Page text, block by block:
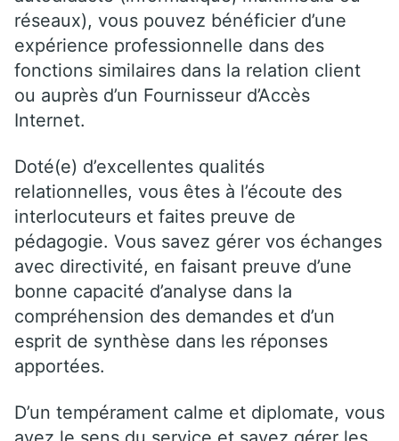
réseaux), vous pouvez bénéficier d’une
expérience professionnelle dans des
fonctions similaires dans la relation client
ou auprès d’un Fournisseur d’Accès
Internet.
Doté(e) d’excellentes qualités
relationnelles, vous êtes à l’écoute des
interlocuteurs et faites preuve de
pédagogie. Vous savez gérer vos échanges
avec directivité, en faisant preuve d’une
bonne capacité d’analyse dans la
compréhension des demandes et d’un
esprit de synthèse dans les réponses
apportées.
D’un tempérament calme et diplomate, vous